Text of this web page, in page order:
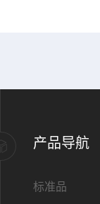
产品导航
标准品